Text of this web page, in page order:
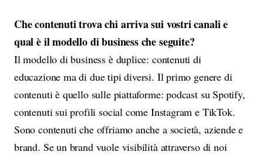
Che contenuti trova chi arriva sui vostri canali e
qual è il modello di business che seguite?
Il modello di business è duplice: contenuti di
educazione ma di due tipi diversi. Il primo genere di
contenuti è quello sulle piattaforme: podcast su Spotify,
contenuti sui profili social come Instagram e TikTok.
Sono contenuti che offriamo anche a società, aziende e
brand. Se un brand vuole visibilità attraverso di noi